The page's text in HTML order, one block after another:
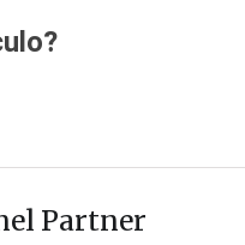
Partner